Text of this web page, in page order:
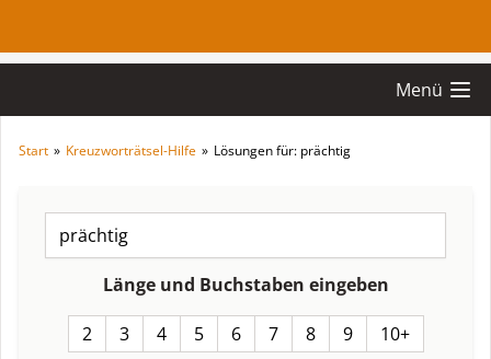
Menü
Start » Kreuzworträtsel-Hilfe » Lösungen für: prächtig
Länge und Buchstaben eingeben
2 3 4 5 6 7 8 9 10+